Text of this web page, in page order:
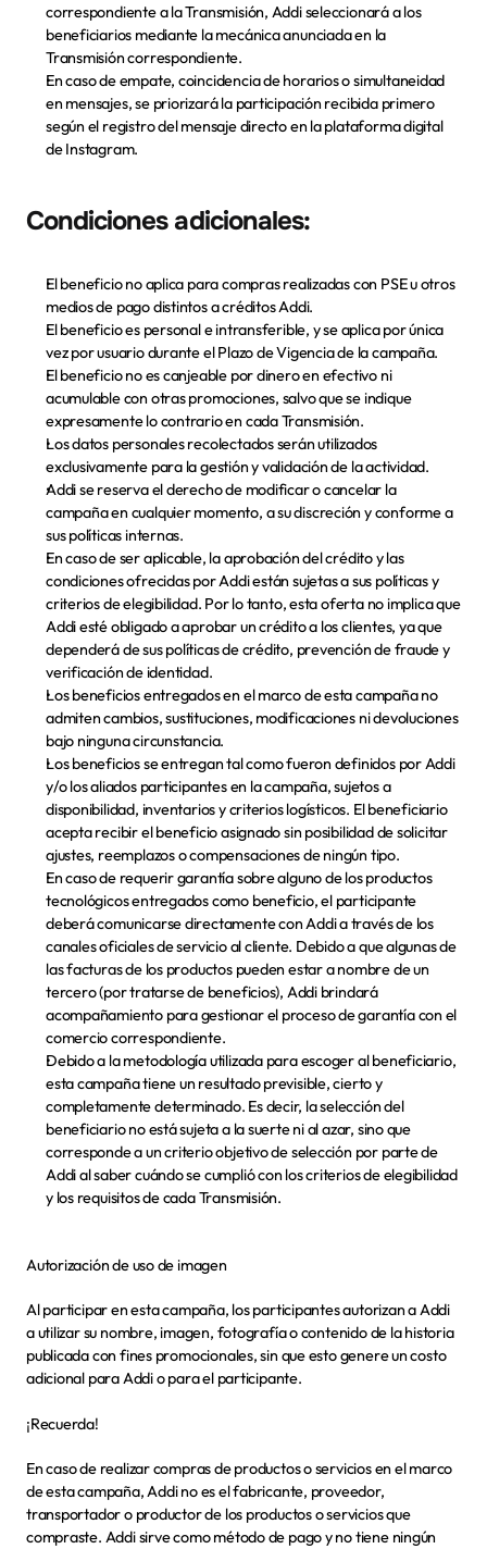
correspondiente a la Transmisión, Addi seleccionará a los
beneficiarios mediante la mecánica anunciada en la
Transmisión correspondiente.
En caso de empate, coincidencia de horarios o simultaneidad
en mensajes, se priorizará la participación recibida primero
según el registro del mensaje directo en la plataforma digital
de Instagram.
Condiciones adicionales:
El beneficio no aplica para compras realizadas con PSE u otros
medios de pago distintos a créditos Addi.
El beneficio es personal e intransferible, y se aplica por única
vez por usuario durante el Plazo de Vigencia de la campaña.
El beneficio no es canjeable por dinero en efectivo ni
acumulable con otras promociones, salvo que se indique
expresamente lo contrario en cada Transmisión.
Los datos personales recolectados serán utilizados
exclusivamente para la gestión y validación de la actividad.
Addi se reserva el derecho de modificar o cancelar la
campaña en cualquier momento, a su discreción y conforme a
sus políticas internas.
En caso de ser aplicable, la aprobación del crédito y las
condiciones ofrecidas por Addi están sujetas a sus políticas y
criterios de elegibilidad. Por lo tanto, esta oferta no implica que
Addi esté obligado a aprobar un crédito a los clientes, ya que
dependerá de sus políticas de crédito, prevención de fraude y
verificación de identidad.
Los beneficios entregados en el marco de esta campaña no
admiten cambios, sustituciones, modificaciones ni devoluciones
bajo ninguna circunstancia.
Los beneficios se entregan tal como fueron definidos por Addi
y/o los aliados participantes en la campaña, sujetos a
disponibilidad, inventarios y criterios logísticos. El beneficiario
acepta recibir el beneficio asignado sin posibilidad de solicitar
ajustes, reemplazos o compensaciones de ningún tipo.
En caso de requerir garantía sobre alguno de los productos
tecnológicos entregados como beneficio, el participante
deberá comunicarse directamente con Addi a través de los
canales oficiales de servicio al cliente. Debido a que algunas de
las facturas de los productos pueden estar a nombre de un
tercero (por tratarse de beneficios), Addi brindará
acompañamiento para gestionar el proceso de garantía con el
comercio correspondiente.
Debido a la metodología utilizada para escoger al beneficiario,
esta campaña tiene un resultado previsible, cierto y
completamente determinado. Es decir, la selección del
beneficiario no está sujeta a la suerte ni al azar, sino que
corresponde a un criterio objetivo de selección por parte de
Addi al saber cuándo se cumplió con los criterios de elegibilidad
y los requisitos de cada Transmisión.
Autorización de uso de imagen
Al participar en esta campaña, los participantes autorizan a Addi
a utilizar su nombre, imagen, fotografía o contenido de la historia
publicada con fines promocionales, sin que esto genere un costo
adicional para Addi o para el participante.
¡Recuerda!
En caso de realizar compras de productos o servicios en el marco
de esta campaña, Addi no es el fabricante, proveedor,
transportador o productor de los productos o servicios que
compraste. Addi sirve como método de pago y no tiene ningún